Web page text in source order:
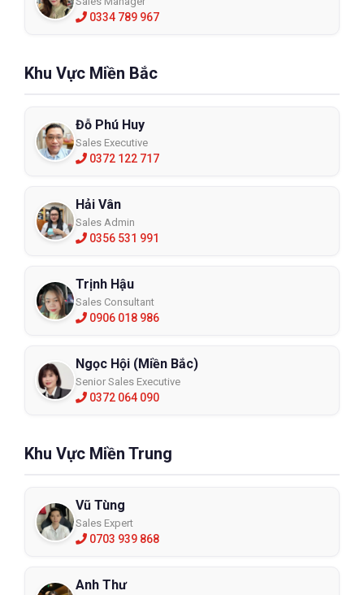
0334 789 967
Khu Vực Miền Bắc
Đỗ Phú Huy
Sales Executive
0372 122 717
Hải Vân
Sales Admin
0356 531 991
Trịnh Hậu
Sales Consultant
0906 018 986
Ngọc Hội (Miền Bắc)
Senior Sales Executive
0372 064 090
Khu Vực Miền Trung
Vũ Tùng
Sales Expert
0703 939 868
Anh Thư